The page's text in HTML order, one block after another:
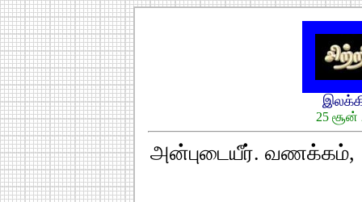
25
அன்புடையீர். வணக்கம்,